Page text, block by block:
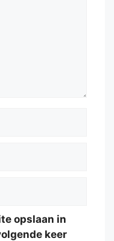
opslaan in
keer